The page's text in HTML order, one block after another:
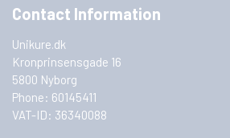
Contact Information
Unikure.dk
Kronprinsensgade 16
5800 Nyborg
Phone: 60145411
VAT-ID: 36340088